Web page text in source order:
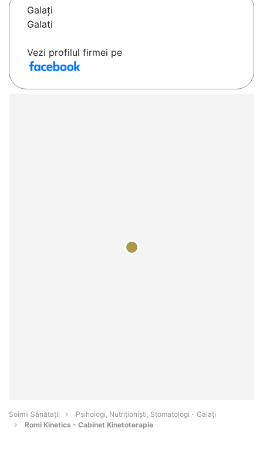
Galaţi
Galati
Vezi profilul firmei pe
Şoimii Sănătații
Psihologi, Nutriționiști, Stomatologi - Galaţi
Romi Kinetics - Cabinet Kinetoterapie